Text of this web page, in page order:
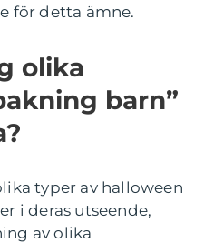
för detta ämne.
olika
barn”
typer av halloween
i deras utseende,
av olika